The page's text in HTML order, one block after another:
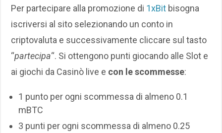
Per partecipare alla promozione di 1xBit bisogna
iscriversi al sito selezionando un conto in
criptovaluta e successivamente cliccare sul tasto
“partecipa“. Si ottengono punti giocando alle Slot e
ai giochi da Casinò live e con le scommesse:
1 punto per ogni scommessa di almeno 0.1
mBTC
3 punti per ogni scommessa di almeno 0.25